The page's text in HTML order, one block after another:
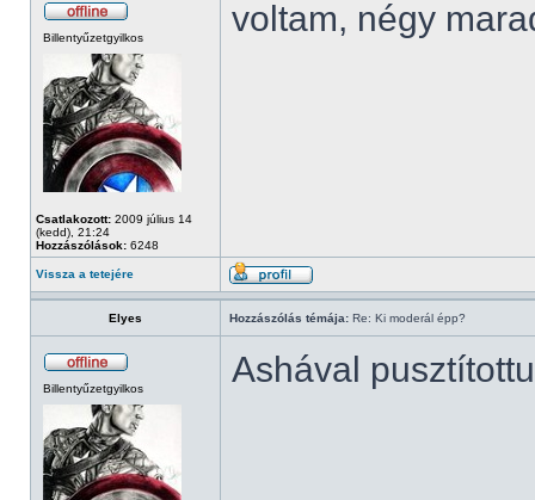
Billentyűzetgyilkos
Csatlakozott: 2009 július 14
(kedd), 21:24
Hozzászólások: 6248
voltam, négy
Vissza a tetejére
Elyes Hozzászólás témája: Re: Ki moderál épp?
Billentyűzetgyilkos Ashával